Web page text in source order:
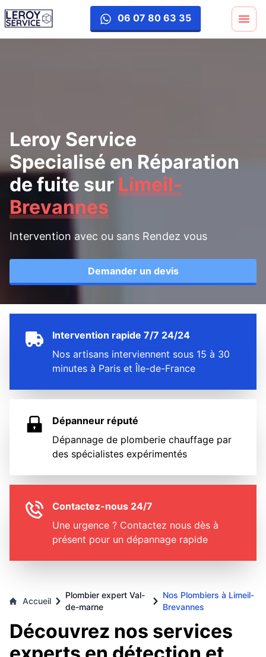
06 07 80 63 35
reparation-fuite
Leroy Service
Specialisé en Réparation
de fuite sur Limeil-
Brevannes
Intervention avec ou sans Rendez vous
Demander un devis
Intervention rapide 7/7 24/24
Nos artisans interviennent sous 15 à 30
minutes à Paris et Île-de-France
Dépanneur réputé
Dépannage de plomberie chauffage par
des spécialistes expérimentés
Contactez-nous 24/7
Une urgence ? Contactez nous dès à
présent pour un dépannage rapide
Accueil
Plombier expert Val-
de-marne
Nos Plombiers à Limeil-
Brevannes
Découvrez nos services